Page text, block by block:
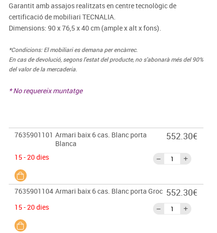
Garantit amb assajos realitzats en centre tecnològic de
certificació de mobiliari TECNALIA.
Dimensions: 90 x 76,5 x 40 cm (ample x alt x fons).
*Condicions: El mobiliari es demana per encàrrec.
En cas de devolució, segons l'estat del producte, no s'abonarà més del 90%
del valor de la mercaderia.
* No requereix muntatge
7635901101 Armari baix 6 cas. Blanc porta
Blanca
15 - 20 dies
552.30€
7635901104 Armari baix 6 cas. Blanc porta Groc
15 - 20 dies
552.30€